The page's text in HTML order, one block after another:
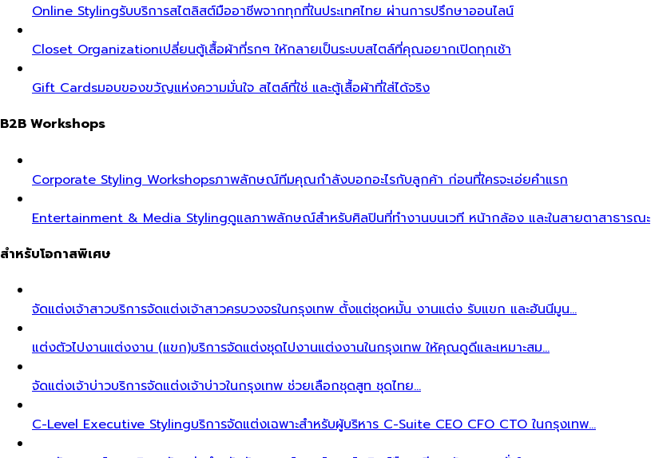
Online Stylingรับบริการสไตลิสต์มืออาชีพจากทุกที่ในประเทศไทย ผ่านการปรึกษาออนไลน์
Closet Organizationเปลี่ยนตู้เสื้อผ้าที่รกๆ ให้กลายเป็นระบบสไตล์ที่คุณอยากเปิดทุกเช้า
Gift Cardsมอบของขวัญแห่งความมั่นใจ สไตล์ที่ใช่ และตู้เสื้อผ้าที่ใส่ได้จริง
B2B Workshops
Corporate Styling Workshopsภาพลักษณ์ทีมคุณกำลังบอกอะไรกับลูกค้า ก่อนที่ใครจะเอ่ยคำแรก
Entertainment & Media Stylingดูแลภาพลักษณ์สำหรับศิลปินที่ทำงานบนเวที หน้ากล้อง และในสายตาสาธารณะ
สำหรับโอกาสพิเศษ
จัดแต่งเจ้าสาวบริการจัดแต่งเจ้าสาวครบวงจรในกรุงเทพ ตั้งแต่ชุดหมั้น งานแต่ง รับแขก และฮันนีมูน…
แต่งตัวไปงานแต่งงาน (แขก)บริการจัดแต่งชุดไปงานแต่งงานในกรุงเทพ ให้คุณดูดีและเหมาะสม…
จัดแต่งเจ้าบ่าวบริการจัดแต่งเจ้าบ่าวในกรุงเทพ ช่วยเลือกชุดสูท ชุดไทย…
C-Level Executive Stylingบริการจัดแต่งเฉพาะสำหรับผู้บริหาร C-Suite CEO CFO CTO ในกรุงเทพ…